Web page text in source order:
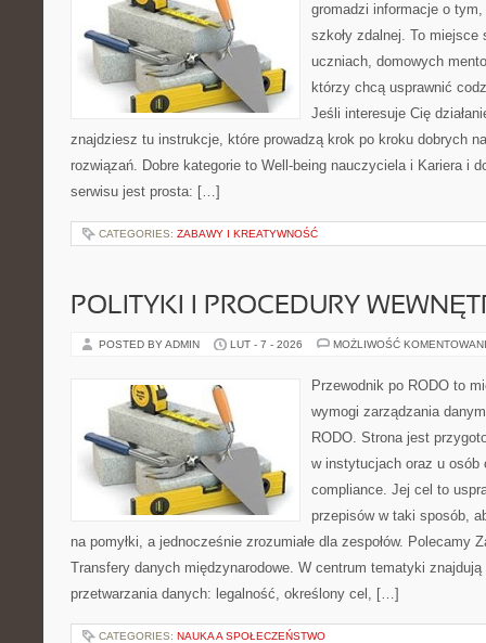
gromadzi informacje o
szkoły zdalnej. To
uczniach, domowych
którzy chcą usprawnić
Jeśli interesuje Cię
znajdziesz tu instrukcje, które prowadzą krok po kroku dobrych
rozwiązań. Dobre kategorie to Well-being nauczyciela i Kariera i
serwisu jest prosta: […]
CATEGORIES: ZABAWY I KREATYWNOŚĆ
POLITYKI I PROCEDURY
POSTED BY ADMIN LUT - 7 - 2026 MOŻLIWOŚĆ
Przewodnik po RODO to
wymogi zarządzania
RODO. Strona jest
w instytucjach oraz u osób
compliance. Jej cel to
przepisów w taki sposób,
na pomyłki, a jednocześnie zrozumiałe dla zespołów. Polecamy
Transfery danych międzynarodowe. W centrum tematyki znajdują
przetwarzania danych: legalność, określony cel, […]
CATEGORIES: NAUKA A SPOŁECZEŃSTWO